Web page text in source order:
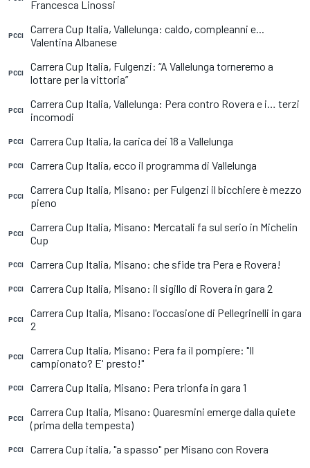
Francesca Linossi
PCCI
Carrera Cup Italia, Vallelunga: caldo, compleanni e...
Valentina Albanese
PCCI
Carrera Cup Italia, Fulgenzi: “A Vallelunga torneremo a
lottare per la vittoria”
PCCI
Carrera Cup Italia, Vallelunga: Pera contro Rovera e i… terzi
incomodi
PCCI Carrera Cup Italia, la carica dei 18 a Vallelunga
PCCI Carrera Cup Italia, ecco il programma di Vallelunga
PCCI
Carrera Cup Italia, Misano: per Fulgenzi il bicchiere è mezzo
pieno
PCCI
Carrera Cup Italia, Misano: Mercatali fa sul serio in Michelin
Cup
PCCI Carrera Cup Italia, Misano: che sfide tra Pera e Rovera!
PCCI Carrera Cup Italia, Misano: il sigillo di Rovera in gara 2
PCCI
Carrera Cup Italia, Misano: l'occasione di Pellegrinelli in gara
2
PCCI
Carrera Cup Italia, Misano: Pera fa il pompiere: "Il
campionato? E' presto!"
PCCI Carrera Cup Italia, Misano: Pera trionfa in gara 1
PCCI
Carrera Cup Italia, Misano: Quaresmini emerge dalla quiete
(prima della tempesta)
PCCI Carrera Cup italia, "a spasso" per Misano con Rovera